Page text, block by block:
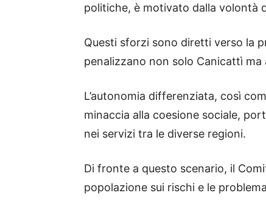
politiche, è motivato dalla volontà
Questi sforzi sono diretti verso la
penalizzano non solo Canicattì ma
L’autonomia differenziata, così
minaccia alla coesione sociale,
nei servizi tra le diverse regioni.
Di fronte a questo scenario, il
popolazione sui rischi e le